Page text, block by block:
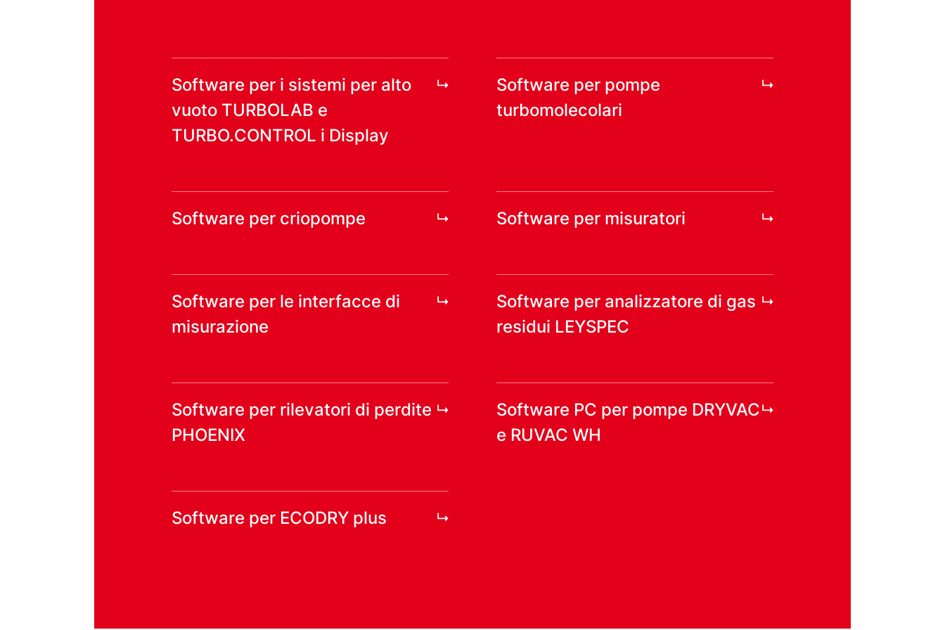
Software per i sistemi per alto
vuoto TURBOLAB e
TURBO.CONTROL i Display
Software per pompe
turbomolecolari
Software per criopompe Software per misuratori
Software per le interfacce di
misurazione
Software per analizzatore di gas
residui LEYSPEC
Software per rilevatori di perdite
PHOENIX
Software PC per pompe DRYVAC
e RUVAC WH
Software per ECODRY plus